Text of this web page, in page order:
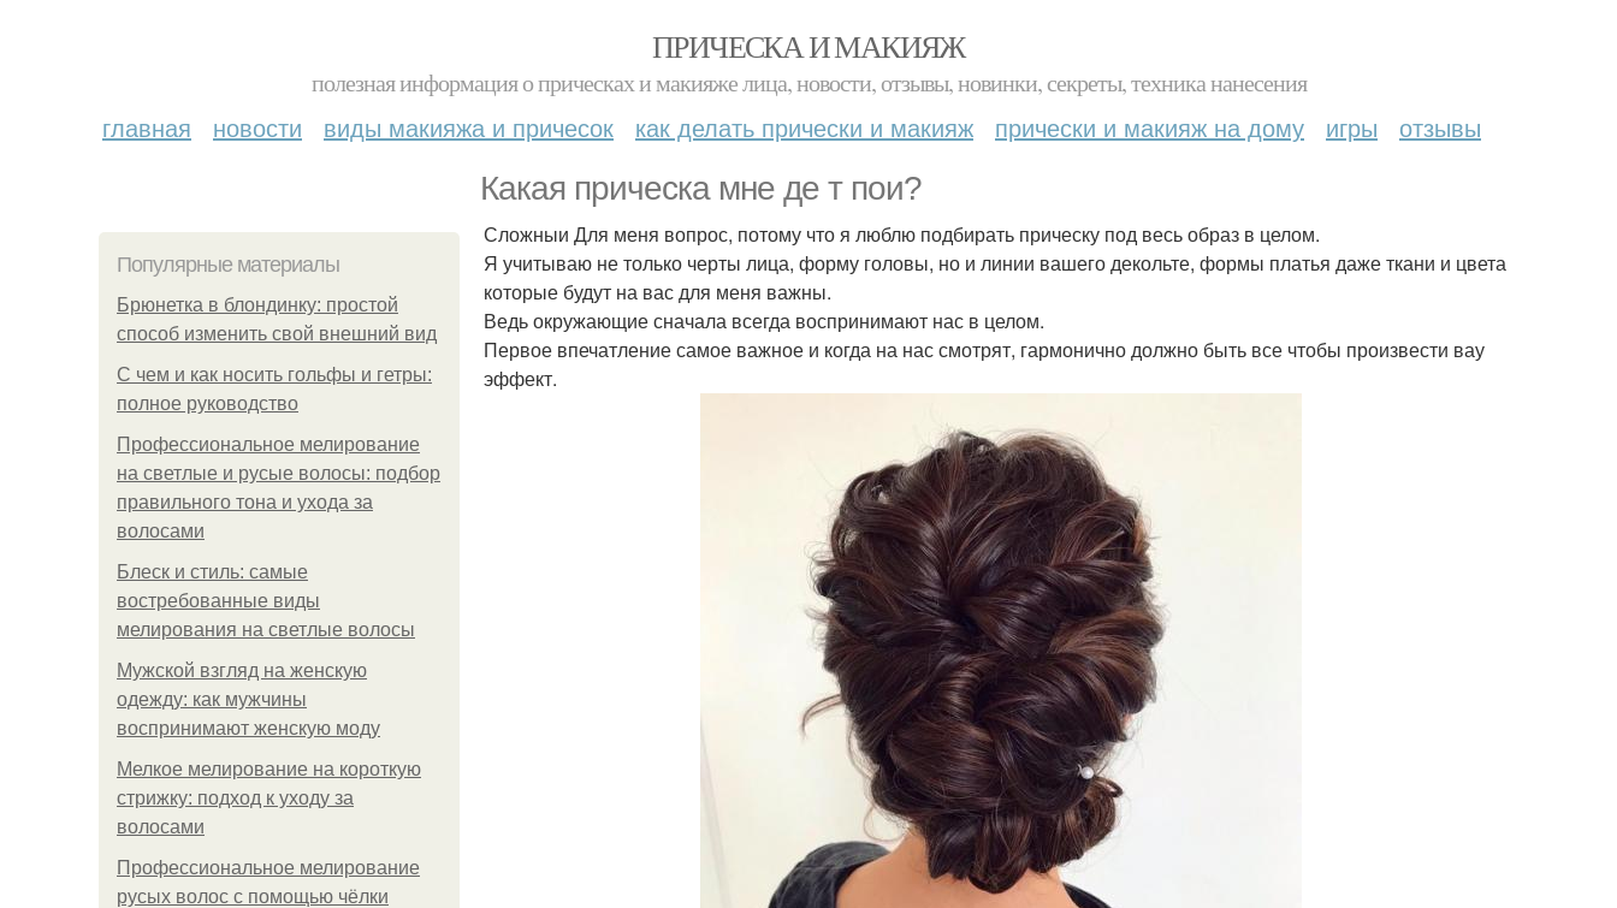
ПРИЧЕСКА И МАКИЯЖ
полезная информация о прическах и макияже лица, новости, отзывы, новинки, секреты, техника нанесения
главная новости виды макияжа и причесок как делать прически и макияж прически и макияж на дому игры отзывы
Какая прическа мне де т пои?
Популярные материалы
Брюнетка в блондинку: простой
способ изменить свой внешний вид
С чем и как носить гольфы и гетры:
полное руководство
Профессиональное мелирование
на светлые и русые волосы: подбор
правильного тона и ухода за
волосами
Блеск и стиль: самые
востребованные виды
мелирования на светлые волосы
Мужской взгляд на женскую
одежду: как мужчины
воспринимают женскую моду
Мелкое мелирование на короткую
стрижку: подход к уходу за
волосами
Профессиональное мелирование
русых волос с помощью чёлки
Сложныи Для меня вопрос, потому что я люблю подбирать прическу под весь образ в целом.
Я учитываю не только черты лица, форму головы, но и линии вашего декольте, формы платья даже ткани и цвета
которые будут на вас для меня важны.
Ведь окружающие сначала всегда воспринимают нас в целом.
Первое впечатление самое важное и когда на нас смотрят, гармонично должно быть все чтобы произвести вау
эффект.